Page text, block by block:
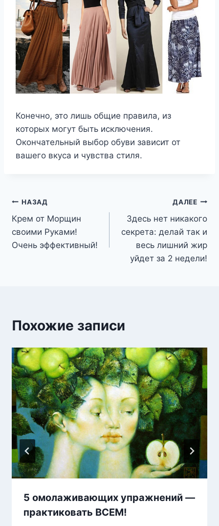
Конечно, это лишь общие правила, из
которых могут быть исключения.
Окончательный выбор обуви зависит от
вашего вкуса и чувства стиля.
Навигация
по
записям
НАЗАД
Крем от Морщин
своими Руками!
Очень эффективный!
ДАЛЕЕ
Здесь нет никакого
секрета: делай так и
весь лишний жир
уйдет за 2 недели!
Похожие записи
5 омолаживающих упражнений —
практиковать ВСЕМ!